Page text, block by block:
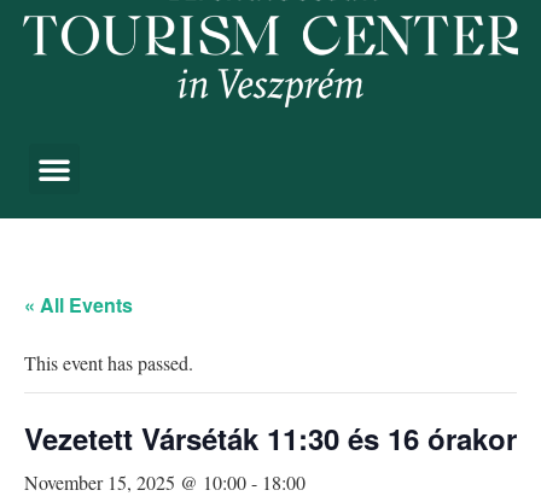
« All Events
This event has passed.
Vezetett Várséták 11:30 és 16 órakor
November 15, 2025 @ 10:00- 18:00